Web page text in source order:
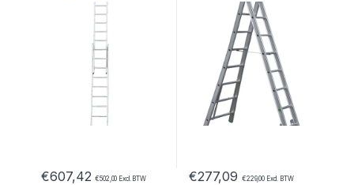
€607,42 €502,00 Excl. BTW €277,09 €229,00Excl. BTW